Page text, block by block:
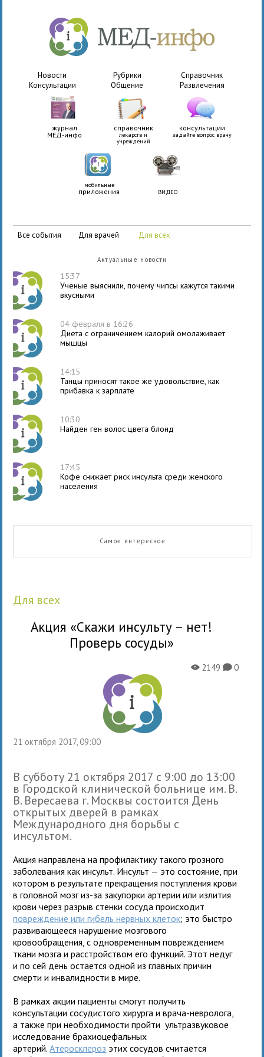
Новости Рубрики
Справочник
Консультации
Общение Развлечения
журнал
МЕД-инфо
справочник
лекарств и
учреждений
консультации
задайте вопрос врачу
мобильные
приложения ВИДЕО
все события для врачей для всех
Актуальные новости
15:37
Ученые выяснили, почему чипсы кажутся такими
вкусными
04 февраля в 16:26
Диета с ограничением калорий омолаживает
мышцы
14:15
Танцы приносят такое же удовольствие, как
прибавка к зарплате
10:30
Найден ген волос цвета блонд
17:45
Кофе снижает риск инсульта среди женского
населения
Самое интересное
для всех
Акция «Скажи инсульту – нет!
Проверь сосуды»
21 октября 2017, 09:00
X2149K0
В субботу 21 октября 2017 с 9:00 до 13:00
в Городской клинической больнице им. В.
В. Вересаева г. Москвы состоится День
открытых дверей в рамках
Международного дня борьбы с
инсультом.
Акция направлена на профилактику такого грозного
заболевания как инсульт. Инсульт — это состояние, при
котором в результате прекращения поступления крови
в головной мозг из-за закупорки артерии или излития
крови через разрыв стенки сосуда происходит
повреждение или гибель нервных клеток; это быстро
развивающееся нарушение мозгового
кровообращения, с одновременным повреждением
ткани мозга и расстройством его функций. Этот недуг
и по сей день остается одной из главных причин
смерти и инвалидности в мире.
В рамках акции пациенты смогут получить
консультации сосудистого хирурга и врача-невролога,
а также при необходимости пройти ультразвуковое
исследование брахиоцефальных
артерий.Атеросклероз этих сосудов считается